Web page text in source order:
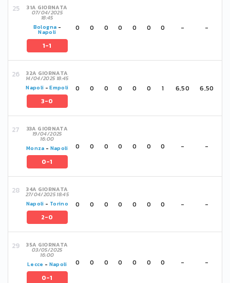
31A GIORNATA
07/04/2025
18:45
Bologna -
Napoli
1-1
0 0 0 0 0 0 0 - -
32A GIORNATA
14/04/2025 18:45
Napoli -Empoli
3-0
0 0 0 0 0 0 1 6,50 6,50
33A GIORNATA
19/04/2025
16:00
Monza - Napoli
0-1
0 0 0 0 0 0 0 - -
34A GIORNATA
27/04/2025 18:45
Napoli - Torino
2-0
0 0 0 0 0 0 0 - -
35A GIORNATA
03/05/2025
16:00
Lecce - Napoli
0-1
0 0 0 0 0 0 0 - -